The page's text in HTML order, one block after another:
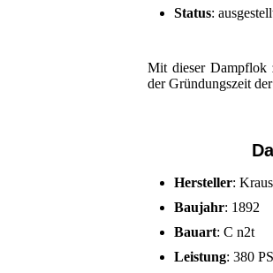
Status:
Mit dieser Dampflok
der Gründungszeit
Hersteller:
Baujahr: 1892
Bauart: C n2t
Leistung: 380 PS